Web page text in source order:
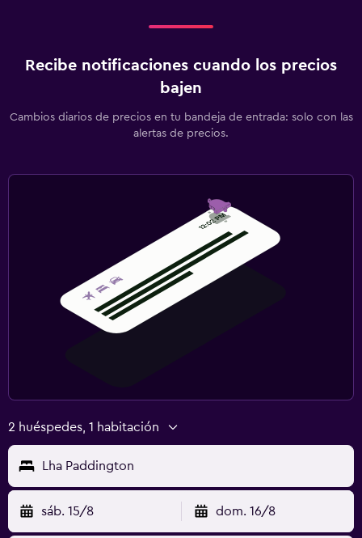
Recibe notificaciones cuando los precios
bajen
Cambios diarios de precios en tu bandeja de entrada: solo con las
alertas de precios.
2 huéspedes, 1 habitación
Lha Paddington
sáb. 15/8 dom. 16/8